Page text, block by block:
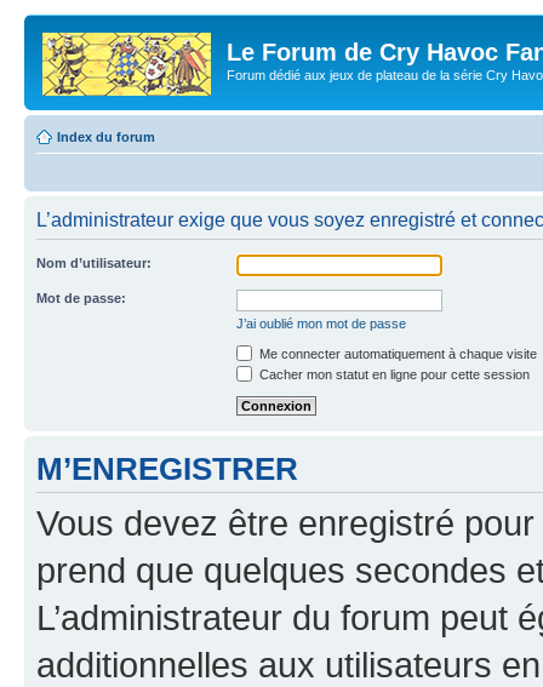
Le Forum de Cry Havoc
Forum dédié aux jeux de plateau de la série Cry
Index du forum
L’administrateur exige que vous soyez enregistré et
Nom d’utilisateur:
Mot de passe:
J’ai oublié mon mot de passe
Me connecter automatiquement à chaque visite
Cacher mon statut en ligne pour cette session
M’ENREGISTRER
Vous devez être enregistré
prend que quelques secondes
L’administrateur du forum peut
additionnelles aux utilisateurs